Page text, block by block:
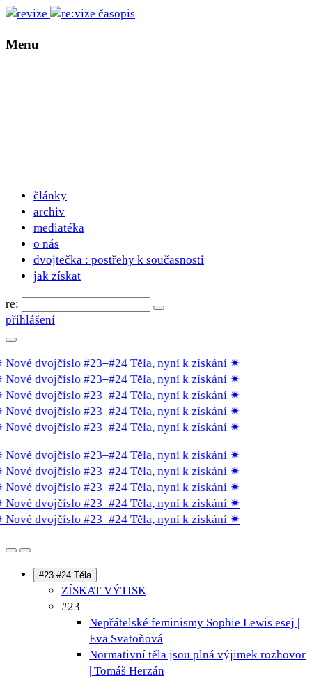
Menu
články
archiv
mediatéka
o nás
dvojtečka : postřehy k současnosti
jak získat
re:
přihlášení
dvojčíslo #23–#24 Těla, nyní k získání✷
dvojčíslo #23–#24 Těla, nyní k získání✷
dvojčíslo #23–#24 Těla, nyní k získání✷
dvojčíslo #23–#24 Těla, nyní k získání✷
dvojčíslo #23–#24 Těla, nyní k získání✷
dvojčíslo #23–#24 Těla, nyní k získání✷
dvojčíslo #23–#24 Těla, nyní k získání✷
dvojčíslo #23–#24 Těla, nyní k získání✷
dvojčíslo #23–#24 Těla, nyní k získání✷
dvojčíslo #23–#24 Těla, nyní k získání✷
#23 #24 Těla
ZÍSKAT VÝTISK
#23
Nepřátelské feminismy Sophie Lewis esej |
Eva Svatoňová
Normativní těla jsou plná výjimek rozhovor
| Tomáš Herzán